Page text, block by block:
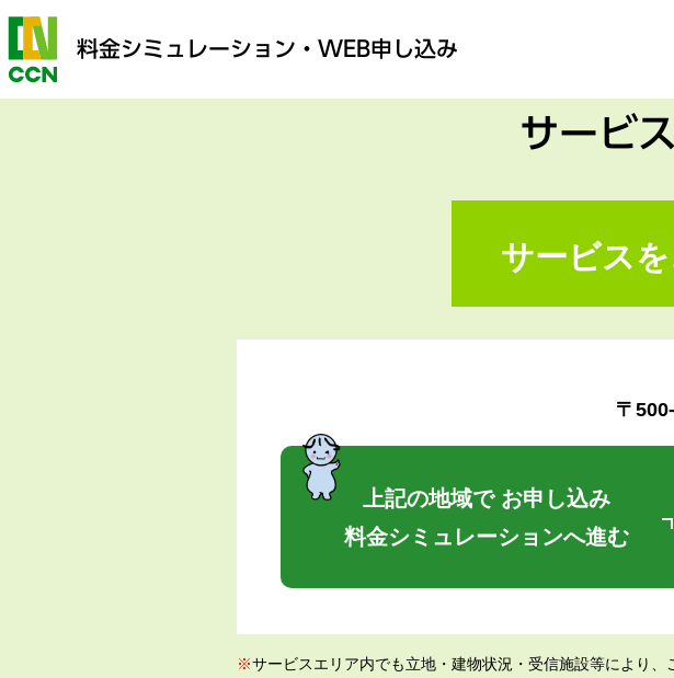
料金シミュレーション ・WEB申し込み
サービ
サービス
〒
上記の地域で お申し込み
料金シミュレーションへ進む
※サービスエリア内でも立地・建物状況・受信施設等により、